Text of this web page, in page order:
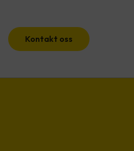
Kontakt oss